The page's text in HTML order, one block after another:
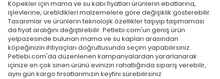
Köpekler için mama ve su kabı fiyatları ürünlerin ebatlarına,
işlevlerine, üretildikleri malzemelere göre değişiklik gösterebilir.
Tasarımlar ve ürünlerin teknolojik özellikler taşıyıp taşımaması
da fiyat aralığını değiştirebilir. Petlebi.com'un geniş ürün
yelpazesinde bulunan mama ve su kapları arasından
köpeğinizin ihtiyaçları doğrultusunda seçim yapabilirsiniz.
Petlebi.com'da düzenlenen kampanyalardan yararlanarak
içinize en çok sinen ürünü evinizin rahatlığında sipariş verebilir,
aynı gün kargo fırsatlarımızın keyfini sürebilirsiniz.